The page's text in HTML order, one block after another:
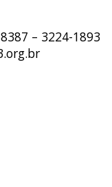
– 3224-1893